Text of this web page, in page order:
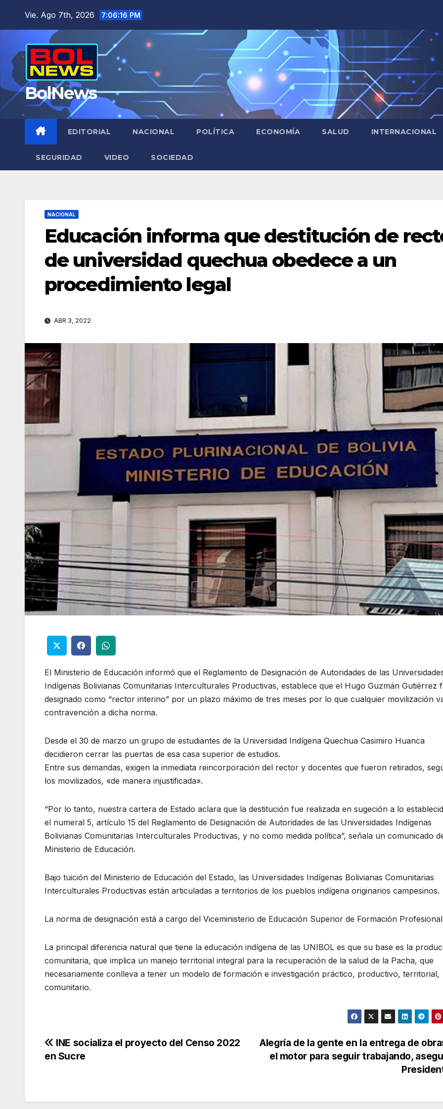
Vie. Ago 7th, 2026 7:06:17 PM
BolNews
EDITORIAL NACIONAL POLÍTICA ECONOMÍA SALUD INTERNACIONAL
SEGURIDAD VIDEO SOCIEDAD
NACIONAL
Educación informa que destitución de
de universidad quechua obedece a un
procedimiento legal
ABR 3, 2022
El Ministerio de Educación informó que el Reglamento de Designación de Autoridades de las
Indígenas Bolivianas Comunitarias Interculturales Productivas, establece que el Hugo Guzmán Gutiérrez
designado como “rector interino” por un plazo máximo de tres meses por lo que cualquier movilización
contravención a dicha norma.
Desde el 30 de marzo un grupo de estudiantes de la Universidad Indígena Quechua Casimiro Huanca
decidieron cerrar las puertas de esa casa superior de estudios.
Entre sus demandas, exigen la inmediata reincorporación del rector y docentes que fueron retirados,
los movilizados, «de manera injustificada».
“Por lo tanto, nuestra cartera de Estado aclara que la destitución fue realizada en sugeción a lo
el numeral 5, artículo 15 del Reglamento de Designación de Autoridades de las Universidades Indígenas
Bolivianas Comunitarias Interculturales Productivas, y no como medida política”, señala un comunicado
Ministerio de Educación.
Bajo tuición del Ministerio de Educación del Estado, las Universidades Indígenas Bolivianas Comunitarias
Interculturales Productivas están articuladas a territorios de los pueblos indígena originarios campesinos.
La norma de designación está a cargo del Viceministerio de Educación Superior de Formación
La principal diferencia natural que tiene la educación indígena de las UNIBOL es que su base es la
comunitaria, que implica un manejo territorial integral para la recuperación de la salud de la Pacha, que
necesariamente conlleva a tener un modelo de formación e investigación práctico, productivo, territorial,
comunitario.
Navegación
Alegría de la gente en la entrega de
el motor para seguir trabajando,
INE socializa el proyecto del Censo 2022
en Sucre